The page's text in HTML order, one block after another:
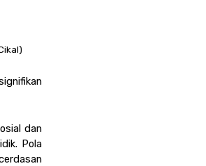
dan
Pola